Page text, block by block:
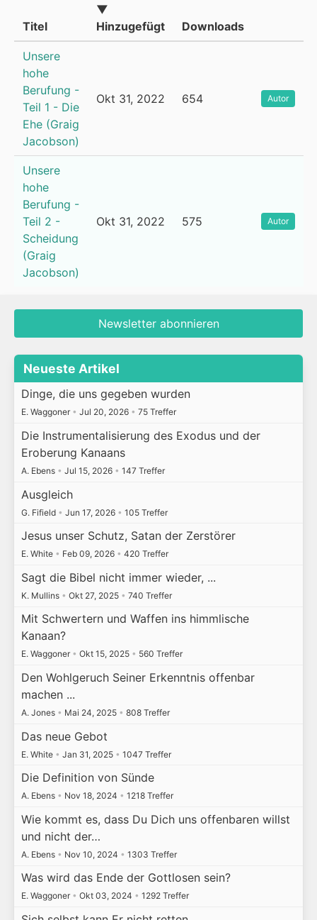
Titel
▼
Hinzugefügt
Downloads
Unsere
hohe
Berufung -
Teil 1 - Die
Ehe (Graig
Jacobson)
Okt 31, 2022 654 Autor
Unsere
hohe
Berufung -
Teil 2 -
Scheidung
(Graig
Jacobson)
Okt 31, 2022 575 Autor
Newsletter abonnieren
Neueste Artikel
Dinge, die uns gegeben wurden
E. Waggoner • Jul 20, 2026 • 75 Treffer
Die Instrumentalisierung des Exodus und der
Eroberung Kanaans
A. Ebens • Jul 15, 2026 • 147 Treffer
Ausgleich
G. Fifield • Jun 17, 2026 • 105 Treffer
Jesus unser Schutz, Satan der Zerstörer
E. White • Feb 09, 2026 • 420 Treffer
Sagt die Bibel nicht immer wieder, ...
K. Mullins • Okt 27, 2025 • 740 Treffer
Mit Schwertern und Waffen ins himmlische
Kanaan?
E. Waggoner • Okt 15, 2025 • 560 Treffer
Den Wohlgeruch Seiner Erkenntnis offenbar
machen ...
A. Jones • Mai 24, 2025 • 808 Treffer
Das neue Gebot
E. White • Jan 31, 2025 • 1047 Treffer
Die Definition von Sünde
A. Ebens • Nov 18, 2024 • 1218 Treffer
Wie kommt es, dass Du Dich uns offenbaren willst
und nicht der…
A. Ebens • Nov 10, 2024 • 1303 Treffer
Was wird das Ende der Gottlosen sein?
E. Waggoner • Okt 03, 2024 • 1292 Treffer